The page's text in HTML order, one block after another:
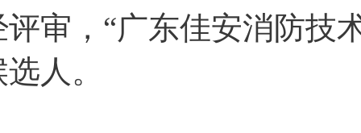
评审，“广东佳安消防技
人。